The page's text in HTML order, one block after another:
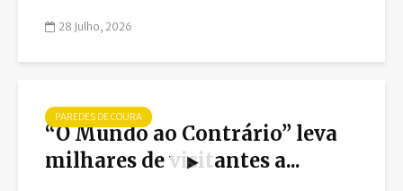
28 Julho, 2026
PAREDES DE COURA
“O Mundo ao Contrário” leva
milhares de visitantes a...